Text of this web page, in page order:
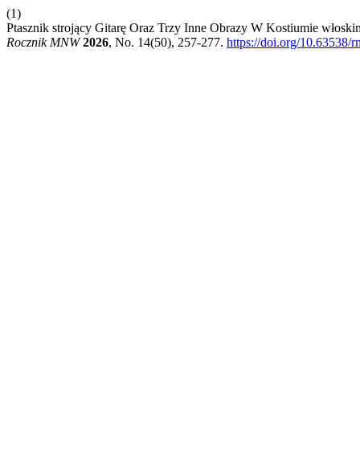
(1)
Ptasznik strojący Gitarę Oraz Trzy Inne Obrazy W Kostiumie
Rocznik MNW 2026, No. 14(50), 257-277. https://doi.org/10.63538/